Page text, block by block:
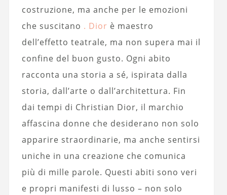
costruzione, ma anche per le emozioni
che suscitano . Dior è maestro
dell’effetto teatrale, ma non supera mai il
confine del buon gusto. Ogni abito
racconta una storia a sé, ispirata dalla
storia, dall’arte o dall’architettura. Fin
dai tempi di Christian Dior, il marchio
affascina donne che desiderano non solo
apparire straordinarie, ma anche sentirsi
uniche in una creazione che comunica
più di mille parole. Questi abiti sono veri
e propri manifesti di lusso – non solo